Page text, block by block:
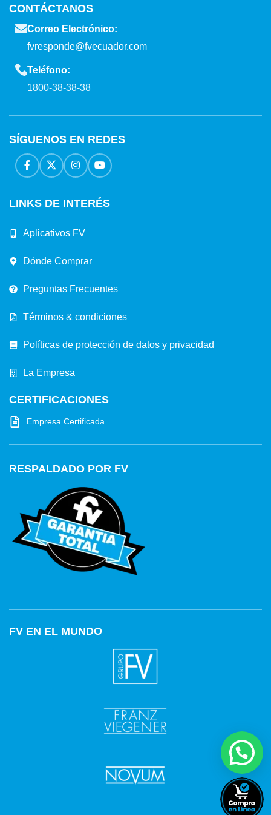
CONTÁCTANOS
Correo Electrónico:
fvresponde@fvecuador.com
Teléfono:
1800-38-38-38
SÍGUENOS EN REDES
LINKS DE INTERÉS
Aplicativos FV
Dónde Comprar
Preguntas Frecuentes
Términos & condiciones
Políticas de protección de datos y privacidad
La Empresa
CERTIFICACIONES
Empresa Certificada
RESPALDADO POR FV
FV EN EL MUNDO